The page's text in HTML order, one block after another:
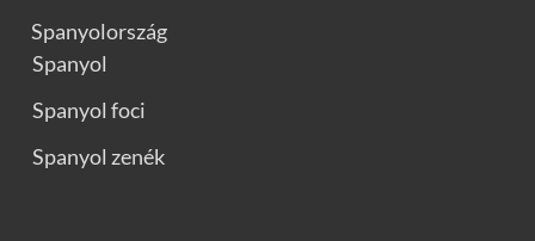
Spanyolország
Spanyol
Spanyol foci
Spanyol zenék